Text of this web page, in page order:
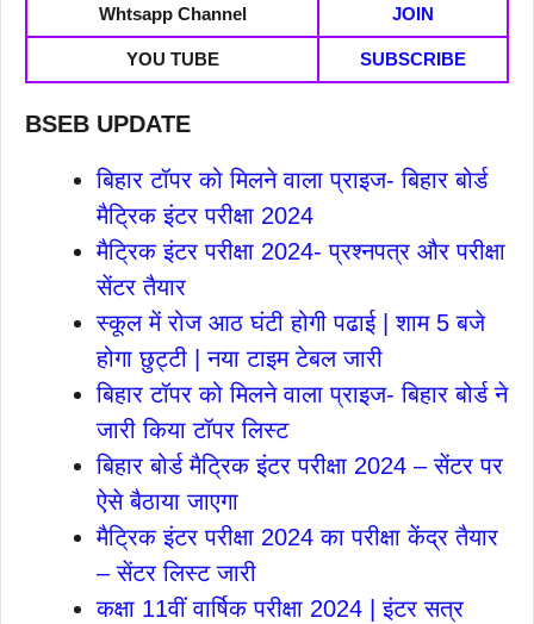
Whtsapp Channel JOIN
YOU TUBE SUBSCRIBE
BSEB UPDATE
बिहार टॉपर को मिलने वाला प्राइज- बिहार बोर्ड
मैट्रिक इंटर परीक्षा 2024
मैट्रिक इंटर परीक्षा 2024- प्रश्नपत्र और परीक्षा
सेंटर तैयार
स्कूल में रोज आठ घंटी होगी पढाई | शाम 5 बजे
होगा छुट्टी | नया टाइम टेबल जारी
बिहार टॉपर को मिलने वाला प्राइज- बिहार बोर्ड ने
जारी किया टॉपर लिस्ट
बिहार बोर्ड मैट्रिक इंटर परीक्षा 2024 – सेंटर पर
ऐसे बैठाया जाएगा
मैट्रिक इंटर परीक्षा 2024 का परीक्षा केंद्र तैयार
– सेंटर लिस्ट जारी
कक्षा 11वीं वार्षिक परीक्षा 2024 | इंटर सत्र